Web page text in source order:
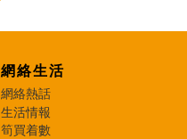
網絡生活
網絡熱話
生活情報
筍買着數